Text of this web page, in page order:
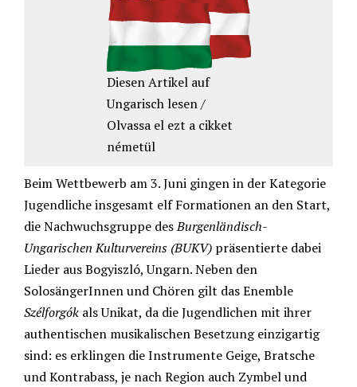
Diesen Artikel auf
Ungarisch lesen /
Olvassa el ezt a cikket
németül
Beim Wettbewerb am 3. Juni gingen in der Kategorie
Jugendliche insgesamt elf Formationen an den Start,
die Nachwuchsgruppe desBurgenländisch-
Ungarischen Kulturvereins (BUKV) präsentierte dabei
Lieder aus Bogyiszló, Ungarn. Neben den
SolosängerInnen und Chören gilt das Enemble
Szélforgók als Unikat, da die Jugendlichen mit ihrer
authentischen musikalischen Besetzung einzigartig
sind: es erklingen die Instrumente Geige, Bratsche
und Kontrabass, je nach Region auch Zymbel und